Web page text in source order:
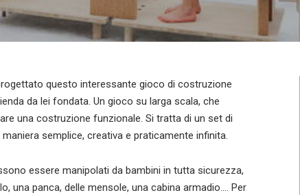
questo interessante gioco di costruzione
da lei fondata. Un gioco su larga scala, che
una costruzione funzionale. Si tratta di un set di
semplice, creativa e praticamente infinita.
essere manipolati da bambini in tutta sicurezza,
una panca, delle mensole, una cabina armadio…. Per